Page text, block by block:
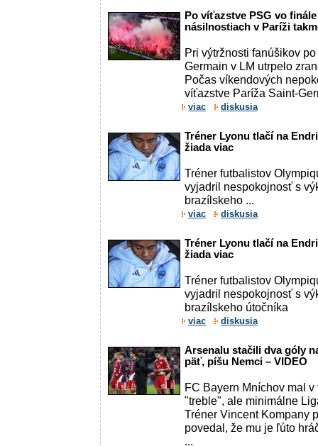
Po víťazstve PSG vo
násilnostiach v Paríži
Pri výtržnosti fanúšikov
Germain v LM utrpelo
Počas víkendových
víťazstve Paríža Saint-
viac diskusia
Tréner Lyonu tlačí na
žiada viac
Tréner futbalistov
vyjadril nespokojnosť s
brazílskeho ...
viac diskusia
Tréner Lyonu tlačí na
žiada viac
Tréner futbalistov
vyjadril nespokojnosť s
brazílskeho útočníka
viac diskusia
Arsenalu stačili dva góly
päť, píšu Nemci – VIDEO
FC Bayern Mníchov mal
"treble", ale minimálne
Tréner Vincent Kompany
povedal, že mu je ľúto
...